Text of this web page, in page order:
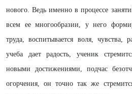
нового. Ведь именно в процессе
всем ее многообразии, у него
труда, воспитывается воля, чувства,
учеба дает радость, ученик
новыми достижениями, подчас
огорчения, он точно так же